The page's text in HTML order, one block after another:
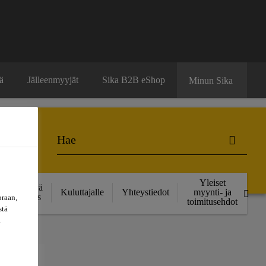
Jälleenmyyjät Sika B2B eShop Minun Sika
Kestävä
kehitys
Kuluttajalle Yhteystiedot
Yleiset
myynti- ja
toimitusehdot